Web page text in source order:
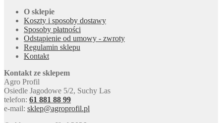
O sklepie
Koszty i sposoby dostawy
Sposoby płatności
Odstąpienie od umowy - zwroty
Regulamin sklepu
Kontakt
Kontakt ze sklepem
Agro Profil
Osiedle Jagodowe 5/2, Suchy Las
telefon: 61 881 88 99
e-mail: sklep@agroprofil.pl